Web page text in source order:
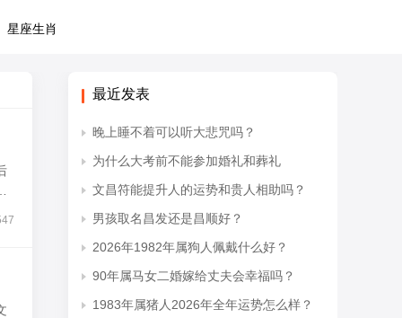
星座生肖
最近发表
晚上睡不着可以听大悲咒吗？
为什么大考前不能参加婚礼和葬礼
文昌符能提升人的运势和贵人相助吗？
男孩取名昌发还是昌顺好？
2026年1982年属狗人佩戴什么好？
90年属马女二婚嫁给丈夫会幸福吗？
1983年属猪人2026年全年运势怎么样？